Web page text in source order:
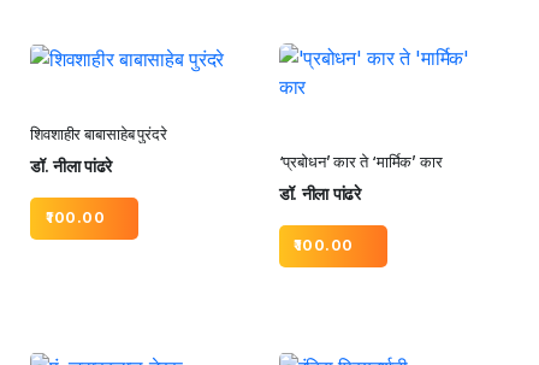
शिवशाहीर बाबासाहेब पुरंदरे
डॉ. नीला पांढरे
100.00
‘प्रबोधन’ कार ते ‘मार्मिक’ कार
डॉ. नीला पांढरे
100.00